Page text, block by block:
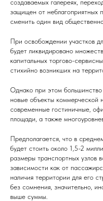
создаваемых галереях,
защищен от неблагоприятных
сменить один вид
При освобождении участков
будет ликвидировано
капитальных торгово-
стихийно возникших на
Однако при этом
новые объекты коммерческой
современные гостиничные,
площади, а также
Предполагается, что в
будет стоить около 1,5-2
размеры транспортных узлов
зависимости как от
наличия территории для его
без сомнения, значительно,
выше суммы.